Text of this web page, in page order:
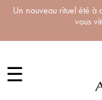
Un nouveau rituel été à
vous
☰